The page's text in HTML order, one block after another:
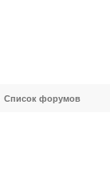
Список форумов